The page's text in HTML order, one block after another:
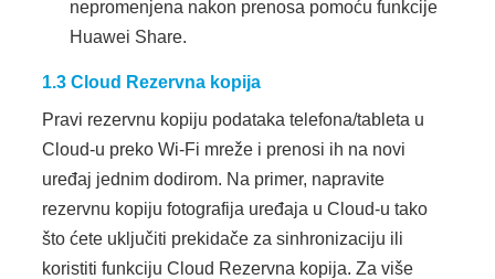
nepromenjena nakon prenosa pomoću funkcije
Huawei Share.
1.3Cloud Rezervna kopija
Pravi rezervnu kopiju podataka telefona/tableta u
Cloud-u preko Wi-Fi mreže i prenosi ih na novi
uređaj jednim dodirom. Na primer, napravite
rezervnu kopiju fotografija uređaja u Cloud-u tako
što ćete uključiti prekidače za sinhronizaciju ili
koristiti funkciju Cloud Rezervna kopija. Za više